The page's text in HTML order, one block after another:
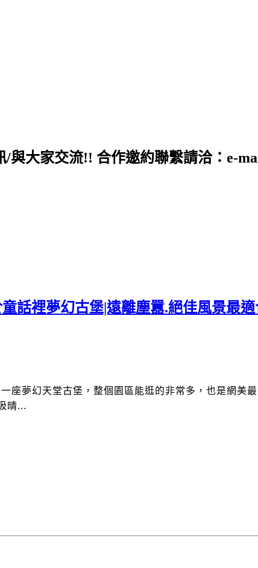
與大家交流!! 合作邀約聯繫請洽：e-
話裡夢幻古堡|遠離塵囂.絕佳風景最適
座夢幻天堂古堡， 整個園區能逛的非常多，也是網美
晴...